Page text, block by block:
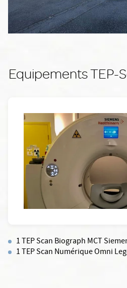
Equipements TEP-
1 TEP Scan Biograph MCT
1 TEP Scan Numérique Omni